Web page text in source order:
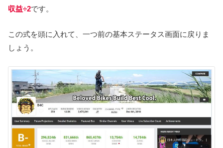
収益÷2です。
この式を頭に入れて、一つ前の基本ステータス画面に戻りま
しょう。